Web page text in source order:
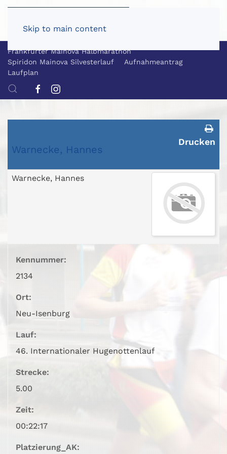
Skip to main content
Frankfurter Mainova Halbmarathon
Spiridon Mainova Silvesterlauf
Aufnahmeantrag
Laufplan
Drucken
Warnecke, Hannes
Warnecke, Hannes
Kennummer:
2134
Ort:
Neu-Isenburg
Lauf:
46. Internationaler Hugenottenlauf
Strecke:
5.00
Zeit:
00:22:17
Platzierung_AK: